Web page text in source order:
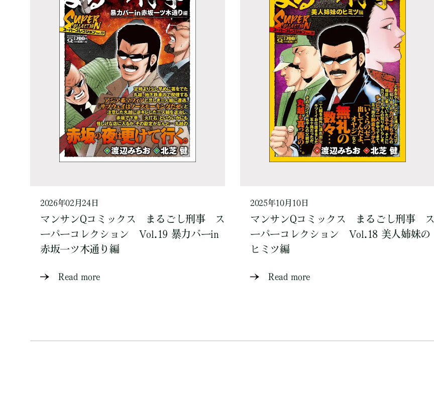
2026年02月24日
マンサンQコミックス まるごし刑事 ス
ーパーコレクション Vol.19 暴力バーin
赤坂一ツ木通り編
Read more
2025年10月10日
マンサンQコミックス まるごし刑事 ス
ーパーコレクション Vol.18 美人姉妹の
ヒミツ編
Read more